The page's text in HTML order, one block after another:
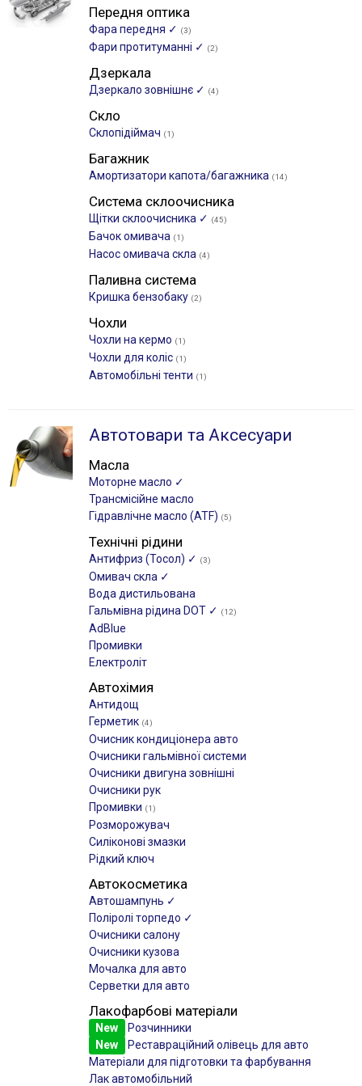
Передня оптика
Фара передня ✓ (3)
Фари протитуманні ✓ (2)
Дзеркала
Дзеркало зовнішнє ✓ (4)
Скло
Склопідіймач (1)
Багажник
Амортизатори капота/багажника (14)
Система склоочисника
Щітки склоочиcника ✓ (45)
Бачок омивача (1)
Насос омивача скла (4)
Паливна система
Кришка бензобаку (2)
Чохли
Чохли на кермо (1)
Чохли для коліс (1)
Автомобільні тенти (1)
Автотовари та Аксесуари
Масла
Моторне масло ✓
Трансмісійне масло
Гідравлічне масло (ATF) (5)
Технічні рідини
Антифриз (Тосол) ✓ (3)
Омивач скла ✓
Вода дистильована
Гальмівна рідина DOT ✓ (12)
AdBlue
Промивки
Електроліт
Автохімия
Антидощ
Герметик (4)
Очисник кондиціонера авто
Очисники гальмівної системи
Очисники двигуна зовнішні
Очисники рук
Промивки (1)
Розморожувач
Силіконові змазки
Рідкий ключ
Автокосметика
Автошампунь ✓
Поліролі торпедо ✓
Очисники салону
Очисники кузова
Мочалка для авто
Серветки для авто
Лакофарбові матеріали
New
Розчинники
New
Реставраційний олівець для авто
Матеріали для підготовки та фарбування
Лак автомобільний